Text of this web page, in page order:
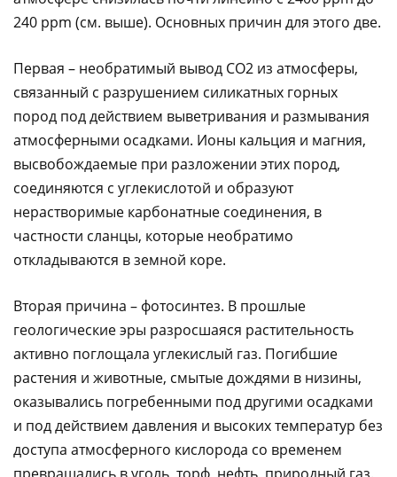
240 ppm (см. выше). Основных причин для этого две.
Первая – необратимый вывод CO2 из атмосферы,
связанный с разрушением силикатных горных
пород под действием выветривания и размывания
атмосферными осадками. Ионы кальция и магния,
высвобождаемые при разложении этих пород,
соединяются с углекислотой и образуют
нерастворимые карбонатные соединения, в
частности сланцы, которые необратимо
откладываются в земной коре.
Вторая причина – фотосинтез. В прошлые
геологические эры разросшаяся растительность
активно поглощала углекислый газ. Погибшие
растения и животные, смытые дождями в низины,
оказывались погребенными под другими осадками
и под действием давления и высоких температур без
доступа атмосферного кислорода со временем